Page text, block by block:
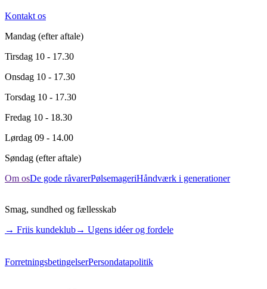
Kontakt os
Mandag (efter aftale)
Tirsdag 10 - 17.30
Onsdag 10 - 17.30
Torsdag 10 - 17.30
Fredag 10 - 18.30
Lørdag 09 - 14.00
Søndag (efter aftale)
Om osDe gode råvarerPølsemageriHåndværk i generationer
Smag, sundhed og fællesskab
→ Friis kundeklub→ Ugens idéer og fordele
ForretningsbetingelserPersondatapolitik